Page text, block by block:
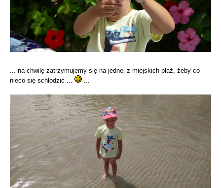
... na chwilę zatrzymujemy się na jednej z miejskich plaż, żeby co
nieco się schłodzić ...
...